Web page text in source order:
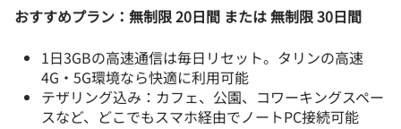
おすすめプラン：無制限 20日間 または 無制限 30日間
1日3GBの高速通信は毎日リセット。タリンの高速
4G・5G環境なら快適に利用可能
テザリング込み：カフェ、公園、コワーキングスペー
スなど、どこでもスマホ経由でノートPC接続可能